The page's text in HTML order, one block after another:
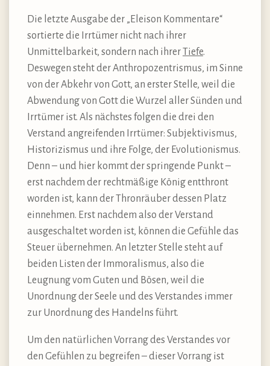
Die letzte Ausgabe der „Eleison Kommentare“
sortierte die Irrtümer nicht nach ihrer
Unmittelbarkeit, sondern nach ihrerTiefe.
Deswegen steht der Anthropozentrismus, im Sinne
von der Abkehr von Gott, an erster Stelle, weil die
Abwendung von Gott die Wurzel aller Sünden und
Irrtümer ist. Als nächstes folgen die drei den
Verstand angreifenden Irrtümer: Subjektivismus,
Historizismus und ihre Folge, der Evolutionismus.
Denn – und hier kommt der springende Punkt –
erst nachdem der rechtmäßige König entthront
worden ist, kann der Thronräuber dessen Platz
einnehmen. Erst nachdem also der Verstand
ausgeschaltet worden ist, können die Gefühle das
Steuer übernehmen. An letzter Stelle steht auf
beiden Listen der Immoralismus, also die
Leugnung vom Guten und Bösen, weil die
Unordnung der Seele und des Verstandes immer
zur Unordnung des Handelns führt.
Um den natürlichen Vorrang des Verstandes vor
den Gefühlen zu begreifen – dieser Vorrang ist